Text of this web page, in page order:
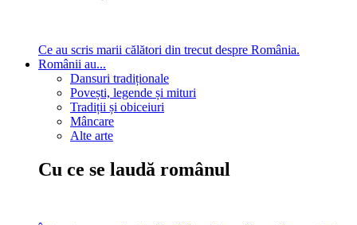
Ce au scris marii călători din trecut despre România.
Românii au...
Dansuri tradiționale
Povești, legende și mituri
Tradiții și obiceiuri
Mâncare
Alte arte
Cu ce se laudă românul